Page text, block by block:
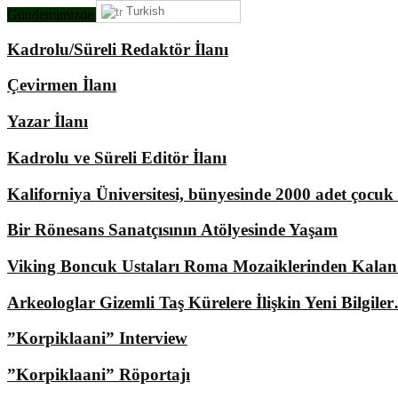
Gündemimizde Ne Var?
Kadrolu/Süreli Redaktör İlanı
Çevirmen İlanı
Yazar İlanı
Kadrolu ve Süreli Editör İlanı
Kaliforniya Üniversitesi, bünyesinde 2000 adet
Bir Rönesans Sanatçısının Atölyesinde Yaşam
Viking Boncuk Ustaları Roma Mozaiklerinden
Arkeologlar Gizemli Taş Kürelere İlişkin Yeni
”Korpiklaani” Interview
”Korpiklaani” Röportajı
Turkish